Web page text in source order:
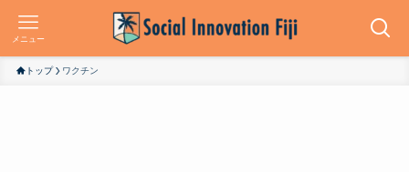
メニュー
トップ ワクチン